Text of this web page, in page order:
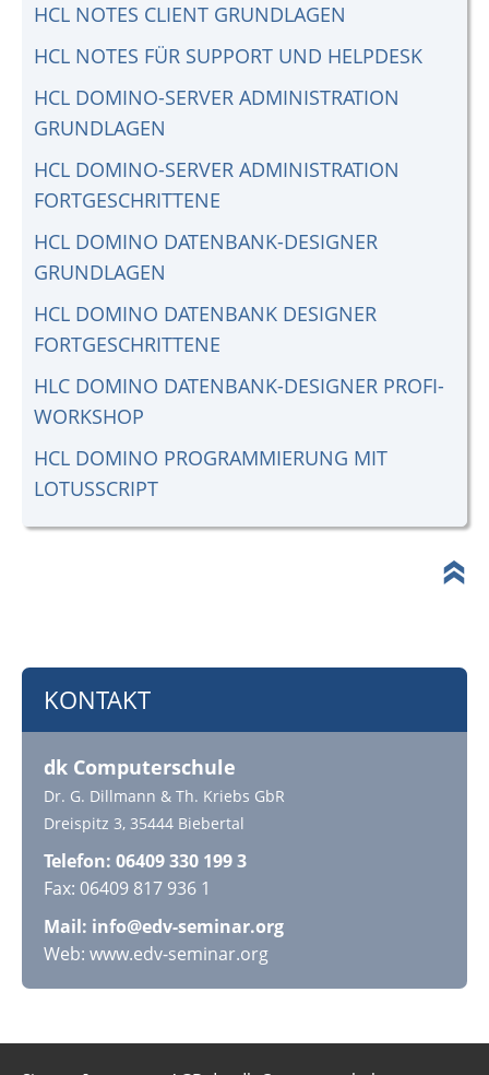
HCL NOTES CLIENT GRUNDLAGEN
HCL NOTES FÜR SUPPORT UND HELPDESK
HCL DOMINO-SERVER ADMINISTRATION
GRUNDLAGEN
HCL DOMINO-SERVER ADMINISTRATION
FORTGESCHRITTENE
HCL DOMINO DATENBANK-DESIGNER
GRUNDLAGEN
HCL DOMINO DATENBANK DESIGNER
FORTGESCHRITTENE
HLC DOMINO DATENBANK-DESIGNER PROFI-
WORKSHOP
HCL DOMINO PROGRAMMIERUNG MIT
LOTUSSCRIPT
KONTAKT
dk Computerschule
Dr. G. Dillmann & Th. Kriebs GbR
Dreispitz 3, 35444 Biebertal
Telefon: 06409 330 199 3
Fax: 06409 817 936 1
Mail: info@edv-seminar.org
Web: www.edv-seminar.org